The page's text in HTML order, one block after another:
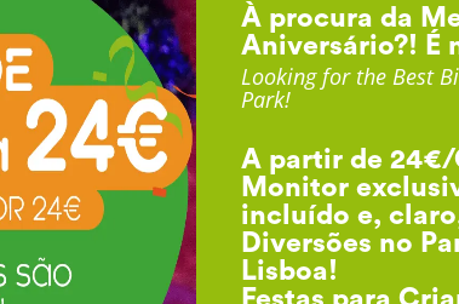
À procura da
Aniversário?! É
Looking for the Best
Park!
A partir de
Monitor
incluído e,
Diversões no
Lisboa!
Festas para